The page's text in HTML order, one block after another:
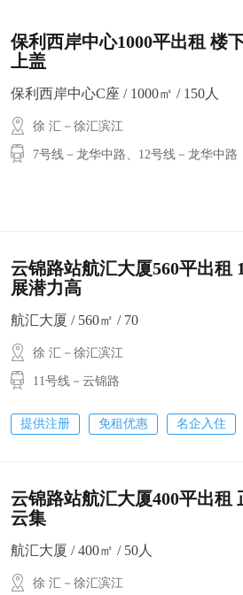
保利西岸中心1000平出租 楼
上盖
保利西岸中心C座 / 1000㎡ / 150人
徐 汇－徐汇滨江
7号线－龙华中路、12号线－龙华中路
云锦路站航汇大厦560平出租
展潜力高
航汇大厦 / 560㎡ / 70
徐 汇－徐汇滨江
11号线－云锦路
提供注册 免租优惠 名企入住
云锦路站航汇大厦400平出租
云集
航汇大厦 / 400㎡ / 50人
徐 汇－徐汇滨江